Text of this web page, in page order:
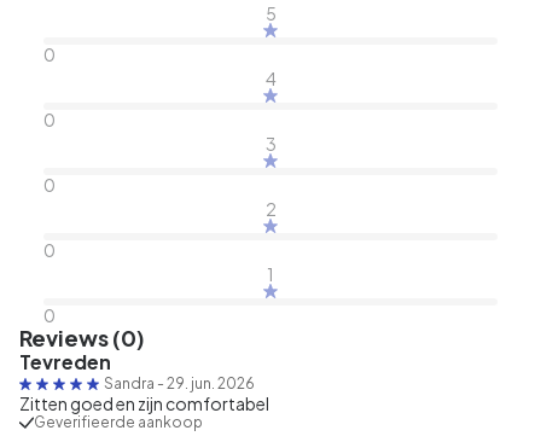
5
0
4
0
3
0
2
0
1
0
Reviews (0)
Tevreden
Sandra - 29. jun. 2026
Zitten goed en zijn comfortabel
Geverifieerde aankoop